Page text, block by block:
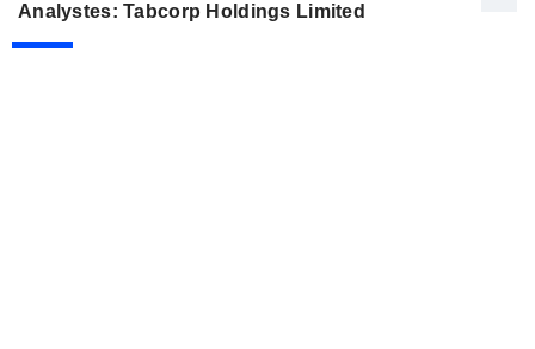
Analystes: Tabcorp Holdings Limited